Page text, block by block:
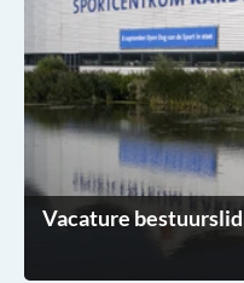
Vacature bestuurslid